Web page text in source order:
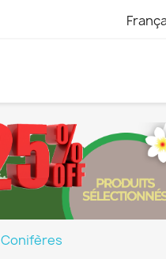
Conifères